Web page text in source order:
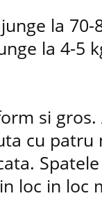
la 70-
la 4-5
si
cu
loc in loc